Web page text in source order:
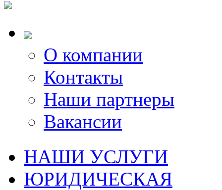
О компании
Контакты
Наши партнеры
Вакансии
НАШИ УСЛУГИ
ЮРИДИЧЕСКАЯ